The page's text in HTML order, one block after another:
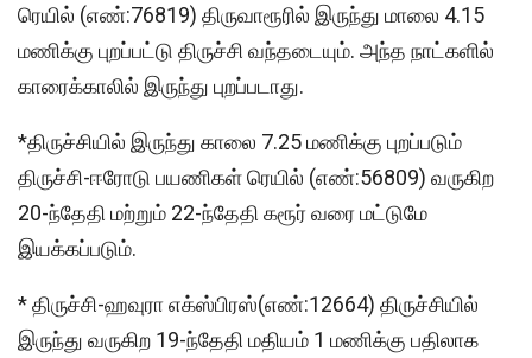
ரெயில் (எண்:76819) திருவாரூரில் இருந்து மாலை 4.15
மணிக்கு புறப்பட்டு திருச்சி வந்தடையும். அந்த நாட்களில்
காரைக்காலில் இருந்து புறப்படாது.
*திருச்சியில் இருந்து காலை 7.25 மணிக்கு புறப்படும்
திருச்சி-ஈரோடு பயணிகள் ரெயில் (எண்:56809) வருகிற
20-ந்தேதி மற்றும் 22-ந்தேதி கரூர் வரை மட்டுமே
இயக்கப்படும்.
* திருச்சி-ஹவுரா எக்ஸ்பிரஸ்(எண்:12664) திருச்சியில்
இருந்து வருகிற 19-ந்தேதி மதியம் 1 மணிக்கு பதிலாக